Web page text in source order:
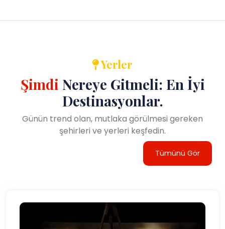
Yerler
Şimdi Nereye Gitmeli: En İyi
Destinasyonlar.
Günün trend olan, mutlaka görülmesi gereken
şehirleri ve yerleri keşfedin.
Tümünü Gör